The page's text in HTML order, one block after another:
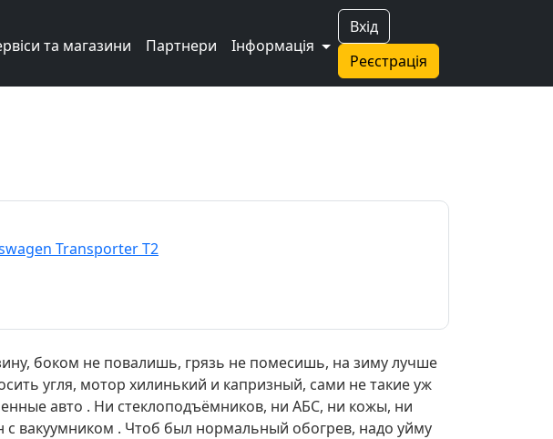
Вхід
Реєстрація
та магазини Партнери Інформація
Transporter T2
боком не повалишь, грязь не помесишь, на зиму лучше
угля, мотор хилинький и капризный, сами не такие уж
авто . Ни стеклоподъёмников, ни АБС, ни кожы, ни
с вакуумником . Чтоб был нормальный обогрев, надо уйму